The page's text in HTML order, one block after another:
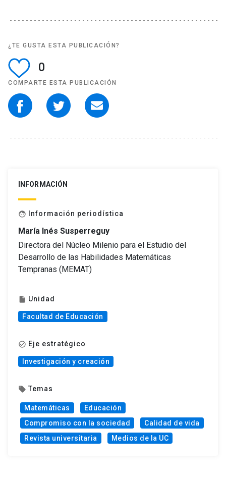
¿TE GUSTA ESTA PUBLICACIÓN?
0
COMPARTE ESTA PUBLICACIÓN
INFORMACIÓN
face Información periodística
María Inés Susperreguy
Directora del Núcleo Milenio para el Estudio del
Desarrollo de las Habilidades Matemáticas
Tempranas (MEMAT)
insert_drive_file Unidad
Facultad de Educación
check_circle_outline Eje estratégico
Investigación y creación
local_offer Temas
Matemáticas
Educación
Compromiso con la sociedad
Calidad de vida
Revista universitaria
Medios de la UC